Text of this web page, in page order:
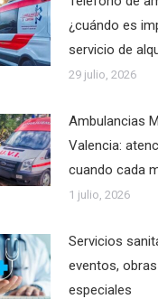
¿cuándo es
servicio de
29 julio, 2026
Ambulancias
Valencia:
cuando cada
1 julio, 2026
Servicios
eventos,
especiales